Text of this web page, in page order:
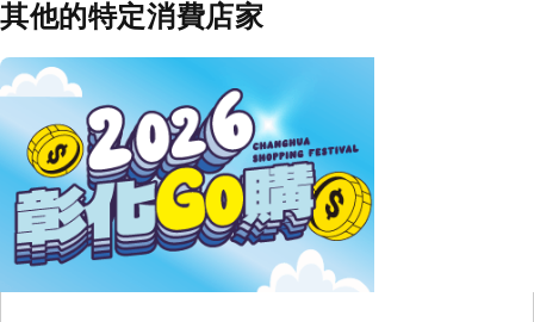
其他的特定消費店家